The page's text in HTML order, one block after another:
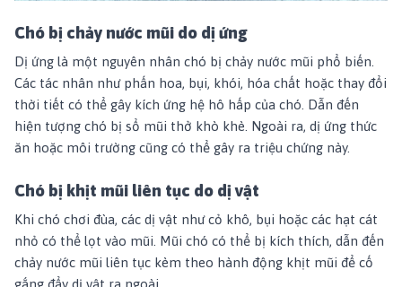
Chó bị chảy nước mũi do dị ứng
Dị ứng là một nguyên nhân chó bị chảy nước mũi phổ biến.
Các tác nhân như phấn hoa, bụi, khói, hóa chất hoặc thay đổi
thời tiết có thể gây kích ứng hệ hô hấp của chó. Dẫn đến
hiện tượng chó bị sổ mũi thở khò khè. Ngoài ra, dị ứng thức
ăn hoặc môi trường cũng có thể gây ra triệu chứng này.
Chó bị khịt mũi liên tục do dị vật
Khi chó chơi đùa, các dị vật như cỏ khô, bụi hoặc các hạt cát
nhỏ có thể lọt vào mũi. Mũi chó có thể bị kích thích, dẫn đến
chảy nước mũi liên tục kèm theo hành động khịt mũi để cố